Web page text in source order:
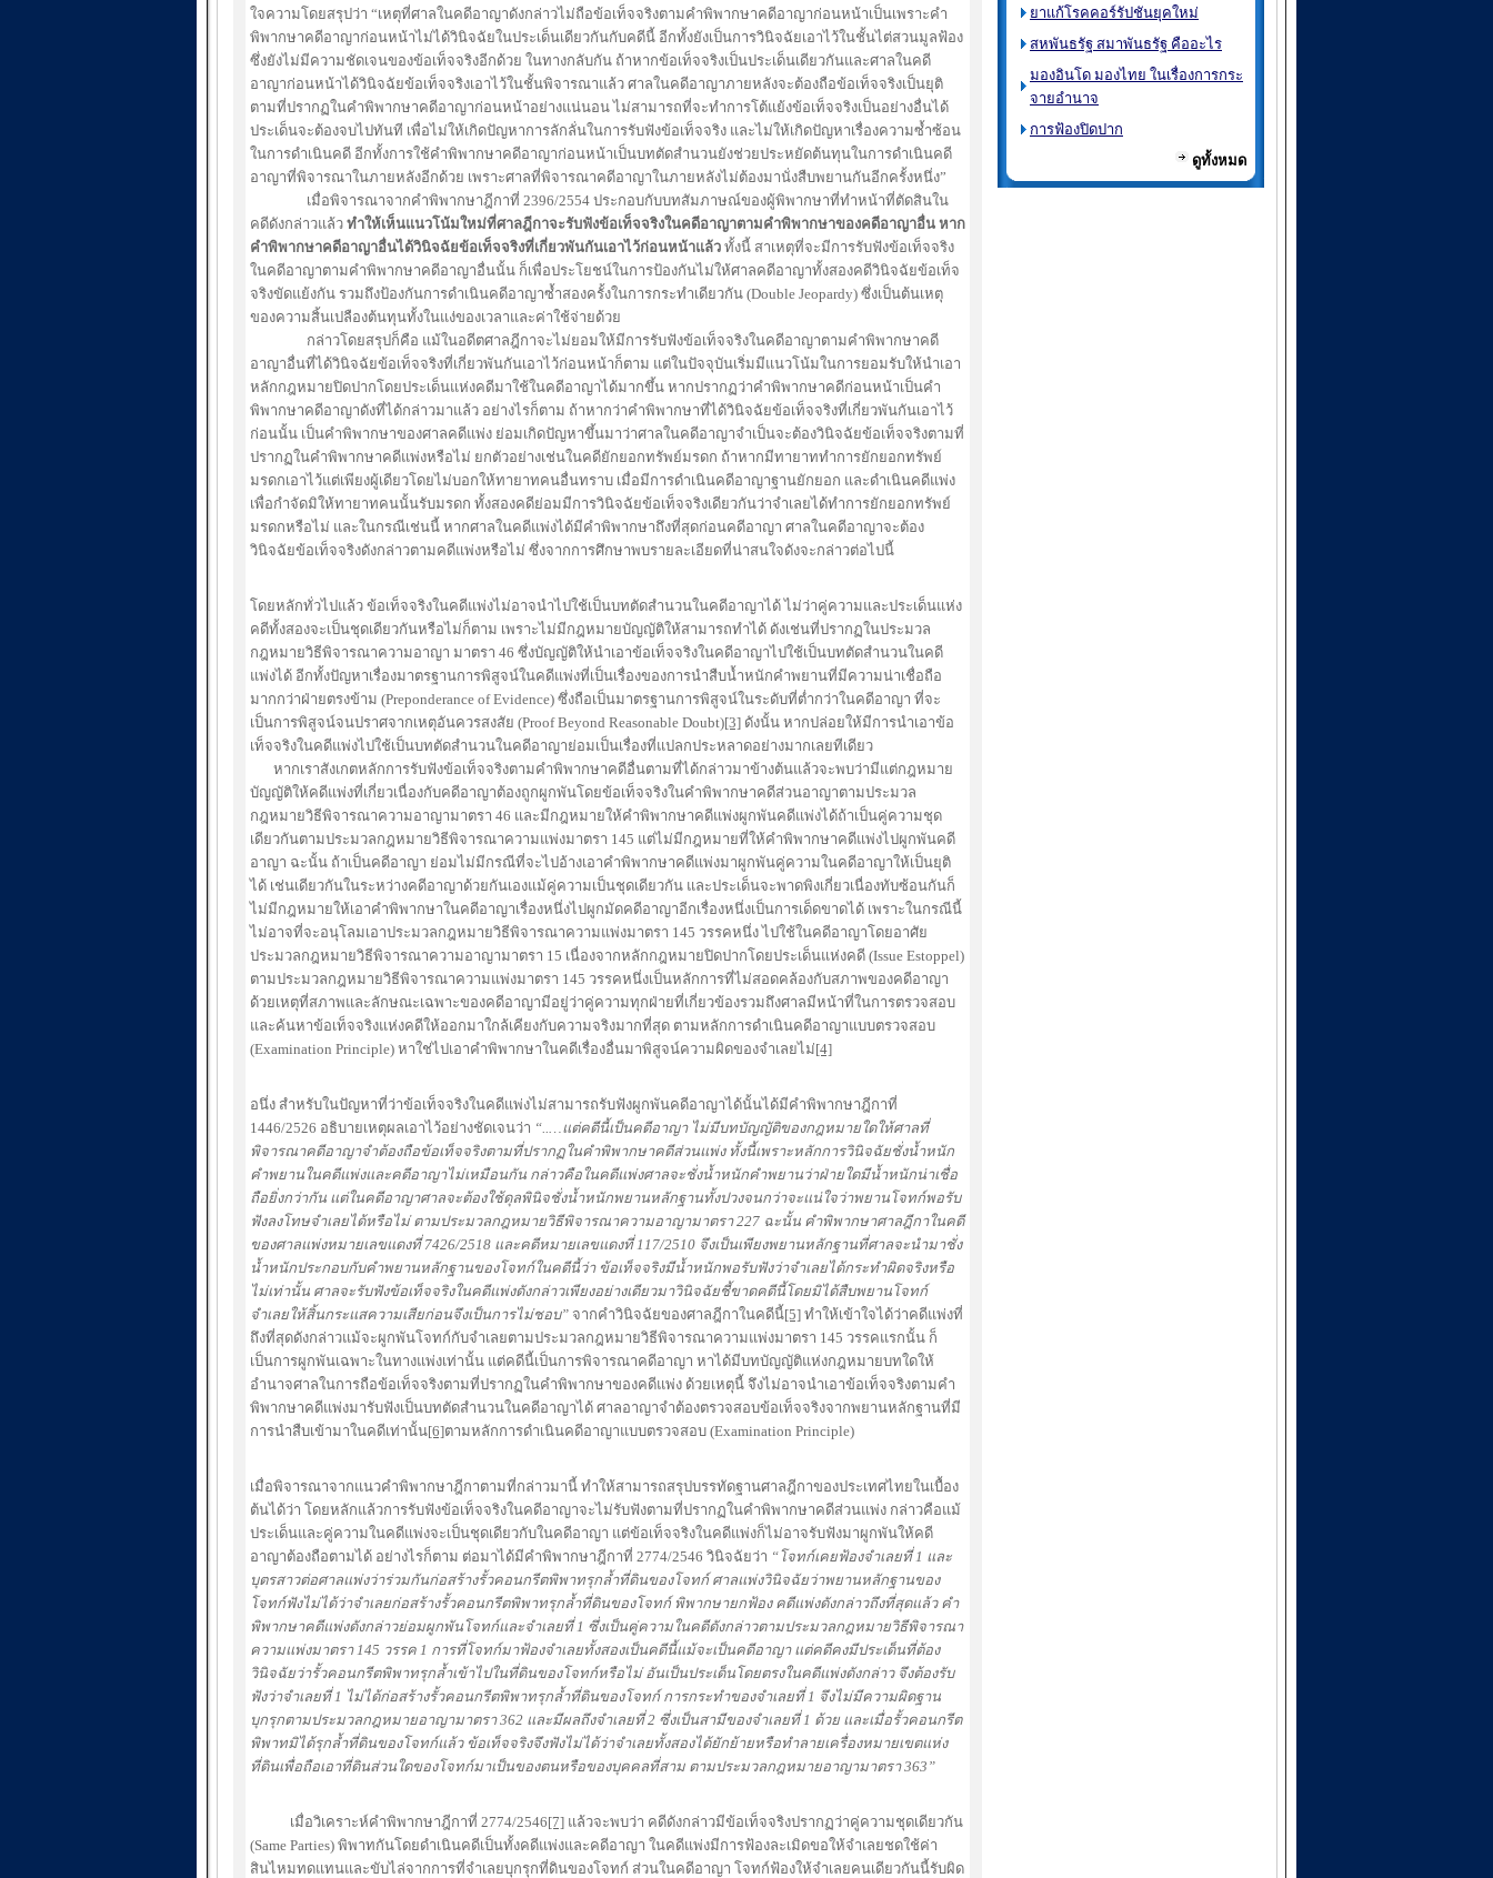
ใจความโดยสรุปว่า “เหตุที่ศาลในคดีอาญาดังกล่าวไม่ถือข้อเท็จจริงตามคำพิพากษาคดีอาญาก่อนหน้าเป็นเพราะคำ
พิพากษาคดีอาญาก่อนหน้าไม่ได้วินิจฉัยในประเด็นเดียวกันกับคดีนี้ อีกทั้งยังเป็นการวินิจฉัยเอาไว้ในชั้นไต่สวนมูลฟ้อง
ซึ่งยังไม่มีความชัดเจนของข้อเท็จจริงอีกด้วย ในทางกลับกัน ถ้าหากข้อเท็จจริงเป็นประเด็นเดียวกันและศาลในคดี
อาญาก่อนหน้าได้วินิจฉัยข้อเท็จจริงเอาไว้ในชั้นพิจารณาแล้ว ศาลในคดีอาญาภายหลังจะต้องถือข้อเท็จจริงเป็นยุติ
ตามที่ปรากฏในคำพิพากษาคดีอาญาก่อนหน้าอย่างแน่นอน ไม่สามารถที่จะทำการโต้แย้งข้อเท็จจริงเป็นอย่างอื่นได้
ประเด็นจะต้องจบไปทันที เพื่อไม่ให้เกิดปัญหาการลักลั่นในการรับฟังข้อเท็จจริง และไม่ให้เกิดปัญหาเรื่องความซ้ำซ้อน
ในการดำเนินคดี อีกทั้งการใช้คำพิพากษาคดีอาญาก่อนหน้าเป็นบทตัดสำนวนยังช่วยประหยัดต้นทุนในการดำเนินคดี
อาญาที่พิจารณาในภายหลังอีกด้วย เพราะศาลที่พิจารณาคดีอาญาในภายหลังไม่ต้องมานั่งสืบพยานกันอีกครั้งหนึ่ง”
เมื่อพิจารณาจากคำพิพากษาฎีกาที่ 2396/2554 ประกอบกับบทสัมภาษณ์ของผู้พิพากษาที่ทำหน้าที่ตัดสินใน
คดีดังกล่าวแล้ว ทำให้เห็นแนวโน้มใหม่ที่ศาลฎีกาจะรับฟังข้อเท็จจริงในคดีอาญาตามคำพิพากษาของคดีอาญาอื่น หาก
คำพิพากษาคดีอาญาอื่นได้วินิจฉัยข้อเท็จจริงที่เกี่ยวพันกันเอาไว้ก่อนหน้าแล้ว ทั้งนี้ สาเหตุที่จะมีการรับฟังข้อเท็จจริง
ในคดีอาญาตามคำพิพากษาคดีอาญาอื่นนั้น ก็เพื่อประโยชน์ในการป้องกันไม่ให้ศาลคดีอาญาทั้งสองคดีวินิจฉัยข้อเท็จ
จริงขัดแย้งกัน รวมถึงป้องกันการดำเนินคดีอาญาซ้ำสองครั้งในการกระทำเดียวกัน (Double Jeopardy) ซึ่งเป็นต้นเหตุ
ของความสิ้นเปลืองต้นทุนทั้งในแง่ของเวลาและค่าใช้จ่ายด้วย
กล่าวโดยสรุปก็คือ แม้ในอดีตศาลฎีกาจะไม่ยอมให้มีการรับฟังข้อเท็จจริงในคดีอาญาตามคำพิพากษาคดี
อาญาอื่นที่ได้วินิจฉัยข้อเท็จจริงที่เกี่ยวพันกันเอาไว้ก่อนหน้าก็ตาม แต่ในปัจจุบันเริ่มมีแนวโน้มในการยอมรับให้นำเอา
หลักกฎหมายปิดปากโดยประเด็นแห่งคดีมาใช้ในคดีอาญาได้มากขึ้น หากปรากฏว่าคำพิพากษาคดีก่อนหน้าเป็นคำ
พิพากษาคดีอาญาดังที่ได้กล่าวมาแล้ว อย่างไรก็ตาม ถ้าหากว่าคำพิพากษาที่ได้วินิจฉัยข้อเท็จจริงที่เกี่ยวพันกันเอาไว้
ก่อนนั้น เป็นคำพิพากษาของศาลคดีแพ่ง ย่อมเกิดปัญหาขึ้นมาว่าศาลในคดีอาญาจำเป็นจะต้องวินิจฉัยข้อเท็จจริงตามที่
ปรากฏในคำพิพากษาคดีแพ่งหรือไม่ ยกตัวอย่างเช่นในคดียักยอกทรัพย์มรดก ถ้าหากมีทายาททำการยักยอกทรัพย์
มรดกเอาไว้แต่เพียงผู้เดียวโดยไม่บอกให้ทายาทคนอื่นทราบ เมื่อมีการดำเนินคดีอาญาฐานยักยอก และดำเนินคดีแพ่ง
เพื่อกำจัดมิให้ทายาทคนนั้นรับมรดก ทั้งสองคดีย่อมมีการวินิจฉัยข้อเท็จจริงเดียวกันว่าจำเลยได้ทำการยักยอกทรัพย์
มรดกหรือไม่ และในกรณีเช่นนี้ หากศาลในคดีแพ่งได้มีคำพิพากษาถึงที่สุดก่อนคดีอาญา ศาลในคดีอาญาจะต้อง
วินิจฉัยข้อเท็จจริงดังกล่าวตามคดีแพ่งหรือไม่ ซึ่งจากการศึกษาพบรายละเอียดที่น่าสนใจดังจะกล่าวต่อไปนี้
โดยหลักทั่วไปแล้ว ข้อเท็จจริงในคดีแพ่งไม่อาจนำไปใช้เป็นบทตัดสำนวนในคดีอาญาได้ ไม่ว่าคู่ความและประเด็นแห่ง
คดีทั้งสองจะเป็นชุดเดียวกันหรือไม่ก็ตาม เพราะไม่มีกฎหมายบัญญัติให้สามารถทำได้ ดังเช่นที่ปรากฏในประมวล
กฎหมายวิธีพิจารณาความอาญา มาตรา 46 ซึ่งบัญญัติให้นำเอาข้อเท็จจริงในคดีอาญาไปใช้เป็นบทตัดสำนวนในคดี
แพ่งได้ อีกทั้งปัญหาเรื่องมาตรฐานการพิสูจน์ในคดีแพ่งที่เป็นเรื่องของการนำสืบน้ำหนักคำพยานที่มีความน่าเชื่อถือ
มากกว่าฝ่ายตรงข้าม (Preponderance of Evidence) ซึ่งถือเป็นมาตรฐานการพิสูจน์ในระดับที่ต่ำกว่าในคดีอาญา ที่จะ
เป็นการพิสูจน์จนปราศจากเหตุอันควรสงสัย (Proof Beyond Reasonable Doubt)[3] ดังนั้น หากปล่อยให้มีการนำเอาข้อ
เท็จจริงในคดีแพ่งไปใช้เป็นบทตัดสำนวนในคดีอาญาย่อมเป็นเรื่องที่แปลกประหลาดอย่างมากเลยทีเดียว
หากเราสังเกตหลักการรับฟังข้อเท็จจริงตามคำพิพากษาคดีอื่นตามที่ได้กล่าวมาข้างต้นแล้วจะพบว่ามีแต่กฎหมาย
บัญญัติให้คดีแพ่งที่เกี่ยวเนื่องกับคดีอาญาต้องถูกผูกพันโดยข้อเท็จจริงในคำพิพากษาคดีส่วนอาญาตามประมวล
กฎหมายวิธีพิจารณาความอาญามาตรา 46 และมีกฎหมายให้คำพิพากษาคดีแพ่งผูกพันคดีแพ่งได้ถ้าเป็นคู่ความชุด
เดียวกันตามประมวลกฎหมายวิธีพิจารณาความแพ่งมาตรา 145 แต่ไม่มีกฎหมายที่ให้คำพิพากษาคดีแพ่งไปผูกพันคดี
อาญา ฉะนั้น ถ้าเป็นคดีอาญา ย่อมไม่มีกรณีที่จะไปอ้างเอาคำพิพากษาคดีแพ่งมาผูกพันคู่ความในคดีอาญาให้เป็นยุติ
ได้ เช่นเดียวกันในระหว่างคดีอาญาด้วยกันเองแม้คู่ความเป็นชุดเดียวกัน และประเด็นจะพาดพิงเกี่ยวเนื่องทับซ้อนกันก็
ไม่มีกฎหมายให้เอาคำพิพากษาในคดีอาญาเรื่องหนึ่งไปผูกมัดคดีอาญาอีกเรื่องหนึ่งเป็นการเด็ดขาดได้ เพราะในกรณีนี้
ไม่อาจที่จะอนุโลมเอาประมวลกฎหมายวิธีพิจารณาความแพ่งมาตรา 145 วรรคหนึ่ง ไปใช้ในคดีอาญาโดยอาศัย
ประมวลกฎหมายวิธีพิจารณาความอาญามาตรา 15 เนื่องจากหลักกฎหมายปิดปากโดยประเด็นแห่งคดี (Issue Estoppel)
ตามประมวลกฎหมายวิธีพิจารณาความแพ่งมาตรา 145 วรรคหนึ่งเป็นหลักการที่ไม่สอดคล้องกับสภาพของคดีอาญา
ด้วยเหตุที่สภาพและลักษณะเฉพาะของคดีอาญามีอยู่ว่าคู่ความทุกฝ่ายที่เกี่ยวข้องรวมถึงศาลมีหน้าที่ในการตรวจสอบ
และค้นหาข้อเท็จจริงแห่งคดีให้ออกมาใกล้เคียงกับความจริงมากที่สุด ตามหลักการดำเนินคดีอาญาแบบตรวจสอบ
(Examination Principle) หาใช่ไปเอาคำพิพากษาในคดีเรื่องอื่นมาพิสูจน์ความผิดของจำเลยไม่[4]
อนึ่ง สำหรับในปัญหาที่ว่าข้อเท็จจริงในคดีแพ่งไม่สามารถรับฟังผูกพันคดีอาญาได้นั้นได้มีคำพิพากษาฎีกาที่
1446/2526 อธิบายเหตุผลเอาไว้อย่างชัดเจนว่า “..…แต่คดีนี้เป็นคดีอาญา ไม่มีบทบัญญัติของกฎหมายใดให้ศาลที่
พิจารณาคดีอาญาจำต้องถือข้อเท็จจริงตามที่ปรากฏในคำพิพากษาคดีส่วนแพ่ง ทั้งนี้เพราะหลักการวินิจฉัยชั่งน้ำหนัก
คำพยานในคดีแพ่งและคดีอาญาไม่เหมือนกัน กล่าวคือในคดีแพ่งศาลจะชั่งน้ำหนักคำพยานว่าฝ่ายใดมีน้ำหนักน่าเชื่อ
ถือยิ่งกว่ากัน แต่ในคดีอาญาศาลจะต้องใช้ดุลพินิจชั่งน้ำหนักพยานหลักฐานทั้งปวงจนกว่าจะแน่ใจว่าพยานโจทก์พอรับ
ฟังลงโทษจำเลยได้หรือไม่ ตามประมวลกฎหมายวิธีพิจารณาความอาญามาตรา 227 ฉะนั้น คำพิพากษาศาลฎีกาในคดี
ของศาลแพ่งหมายเลขแดงที่ 7426/2518 และคดีหมายเลขแดงที่ 117/2510 จึงเป็นเพียงพยานหลักฐานที่ศาลจะนำมาชั่ง
น้ำหนักประกอบกับคำพยานหลักฐานของโจทก์ในคดีนี้ว่า ข้อเท็จจริงมีน้ำหนักพอรับฟังว่าจำเลยได้กระทำผิดจริงหรือ
ไม่เท่านั้น ศาลจะรับฟังข้อเท็จจริงในคดีแพ่งดังกล่าวเพียงอย่างเดียวมาวินิจฉัยชี้ขาดคดีนี้โดยมิได้สืบพยานโจทก์
จำเลยให้สิ้นกระแสความเสียก่อนจึงเป็นการไม่ชอบ” จากคำวินิจฉัยของศาลฎีกาในคดีนี้[5] ทำให้เข้าใจได้ว่าคดีแพ่งที่
ถึงที่สุดดังกล่าวแม้จะผูกพันโจทก์กับจำเลยตามประมวลกฎหมายวิธีพิจารณาความแพ่งมาตรา 145 วรรคแรกนั้น ก็
เป็นการผูกพันเฉพาะในทางแพ่งเท่านั้น แต่คดีนี้เป็นการพิจารณาคดีอาญา หาได้มีบทบัญญัติแห่งกฎหมายบทใดให้
อำนาจศาลในการถือข้อเท็จจริงตามที่ปรากฏในคำพิพากษาของคดีแพ่ง ด้วยเหตุนี้ จึงไม่อาจนำเอาข้อเท็จจริงตามคำ
พิพากษาคดีแพ่งมารับฟังเป็นบทตัดสำนวนในคดีอาญาได้ ศาลอาญาจำต้องตรวจสอบข้อเท็จจริงจากพยานหลักฐานที่มี
การนำสืบเข้ามาในคดีเท่านั้น[6]ตามหลักการดำเนินคดีอาญาแบบตรวจสอบ (Examination Principle)
เมื่อพิจารณาจากแนวคำพิพากษาฎีกาตามที่กล่าวมานี้ ทำให้สามารถสรุปบรรทัดฐานศาลฎีกาของประเทศไทยในเบื้อง
ต้นได้ว่า โดยหลักแล้วการรับฟังข้อเท็จจริงในคดีอาญาจะไม่รับฟังตามที่ปรากฏในคำพิพากษาคดีส่วนแพ่ง กล่าวคือแม้
ประเด็นและคู่ความในคดีแพ่งจะเป็นชุดเดียวกับในคดีอาญา แต่ข้อเท็จจริงในคดีแพ่งก็ไม่อาจรับฟังมาผูกพันให้คดี
อาญาต้องถือตามได้ อย่างไรก็ตาม ต่อมาได้มีคำพิพากษาฎีกาที่ 2774/2546 วินิจฉัยว่า “โจทก์เคยฟ้องจำเลยที่ 1 และ
บุตรสาวต่อศาลแพ่งว่าร่วมกันก่อสร้างรั้วคอนกรีตพิพาทรุกล้ำที่ดินของโจทก์ ศาลแพ่งวินิจฉัยว่าพยานหลักฐานของ
โจทก์ฟังไม่ได้ว่าจำเลยก่อสร้างรั้วคอนกรีตพิพาทรุกล้ำที่ดินของโจทก์ พิพากษายกฟ้อง คดีแพ่งดังกล่าวถึงที่สุดแล้ว คำ
พิพากษาคดีแพ่งดังกล่าวย่อมผูกพันโจทก์และจำเลยที่ 1 ซึ่งเป็นคู่ความในคดีดังกล่าวตามประมวลกฎหมายวิธีพิจารณา
ความแพ่งมาตรา 145 วรรค 1 การที่โจทก์มาฟ้องจำเลยทั้งสองเป็นคดีนี้แม้จะเป็นคดีอาญา แต่คดีคงมีประเด็นที่ต้อง
วินิจฉัยว่ารั้วคอนกรีตพิพาทรุกล้ำเข้าไปในที่ดินของโจทก์หรือไม่ อันเป็นประเด็นโดยตรงในคดีแพ่งดังกล่าว จึงต้องรับ
ฟังว่าจำเลยที่ 1 ไม่ได้ก่อสร้างรั้วคอนกรีตพิพาทรุกล้ำที่ดินของโจทก์ การกระทำของจำเลยที่ 1 จึงไม่มีความผิดฐาน
บุกรุกตามประมวลกฎหมายอาญามาตรา 362 และมีผลถึงจำเลยที่ 2 ซึ่งเป็นสามีของจำเลยที่ 1 ด้วย และเมื่อรั้วคอนกรีต
พิพาทมิได้รุกล้ำที่ดินของโจทก์แล้ว ข้อเท็จจริงจึงฟังไม่ได้ว่าจำเลยทั้งสองได้ยักย้ายหรือทำลายเครื่องหมายเขตแห่ง
ที่ดินเพื่อถือเอาที่ดินส่วนใดของโจทก์มาเป็นของตนหรือของบุคคลที่สาม ตามประมวลกฎหมายอาญามาตรา 363”
เมื่อวิเคราะห์คำพิพากษาฎีกาที่ 2774/2546[7] แล้วจะพบว่า คดีดังกล่าวมีข้อเท็จจริงปรากฏว่าคู่ความชุดเดียวกัน
(Same Parties) พิพาทกันโดยดำเนินคดีเป็นทั้งคดีแพ่งและคดีอาญา ในคดีแพ่งมีการฟ้องละเมิดขอให้จำเลยชดใช้ค่า
สินไหมทดแทนและขับไล่จากการที่จำเลยบุกรุกที่ดินของโจทก์ ส่วนในคดีอาญา โจทก์ฟ้องให้จำเลยคนเดียวกันนี้รับผิด
ยาแก้โรคคอร์รัปชันยุคใหม่
สหพันธรัฐ สมาพันธรัฐ คืออะไร
มองอินโด มองไทย ในเรื่องการกระ
จายอำนาจ
การฟ้องปิดปาก
ดูทั้งหมด